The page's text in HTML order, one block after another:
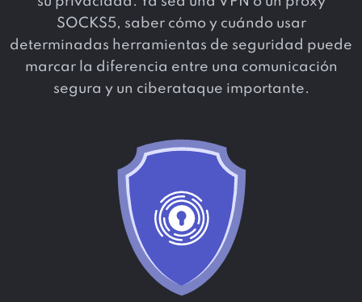
SOCKS5, saber cómo y cuándo usar
determinadas herramientas de seguridad puede
marcar la diferencia entre una comunicación
segura y un ciberataque importante.